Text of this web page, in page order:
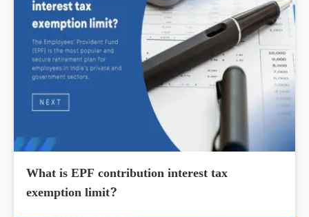
What is EPF contribution interest tax
exemption limit?